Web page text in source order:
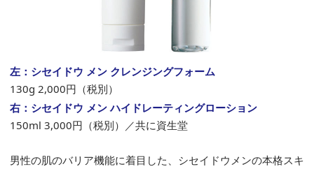
左：シセイドウ メン クレンジングフォーム
130g 2,000円（税別）
右：シセイドウ メン ハイドレーティングローション
150ml 3,000円（税別）／共に資生堂
男性の肌のバリア機能に着目した、シセイドウメンの本格スキ